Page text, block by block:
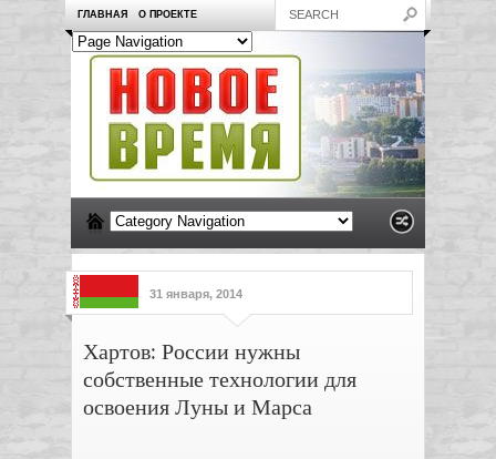
ГЛАВНАЯ О ПРОЕКТЕ
31 января, 2014
Хартов: России нужны
собственные технологии для
освоения Луны и Марса